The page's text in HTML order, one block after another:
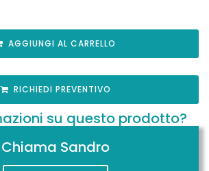
AGGIUNGI AL CARRELLO
RICHIEDI PREVENTIVO
su questo prodotto?
Chiama Sandro